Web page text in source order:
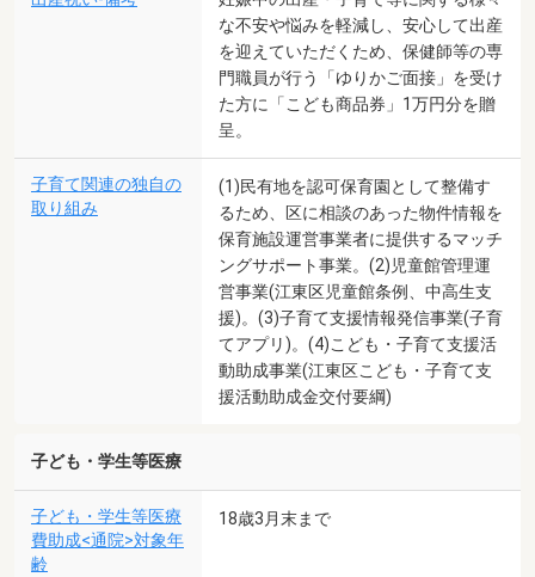
な不安や悩みを軽減し、安心して出産
を迎えていただくため、保健師等の専
門職員が行う「ゆりかご面接」を受け
た方に「こども商品券」1万円分を贈
呈。
子育て関連の独自の
取り組み
(1)民有地を認可保育園として整備す
るため、区に相談のあった物件情報を
保育施設運営事業者に提供するマッチ
ングサポート事業。(2)児童館管理運
営事業(江東区児童館条例、中高生支
援)。(3)子育て支援情報発信事業(子育
てアプリ)。(4)こども・子育て支援活
動助成事業(江東区こども・子育て支
援活動助成金交付要綱)
子ども・学生等医療
子ども・学生等医療
費助成<通院>対象年
齢
18歳3月末まで